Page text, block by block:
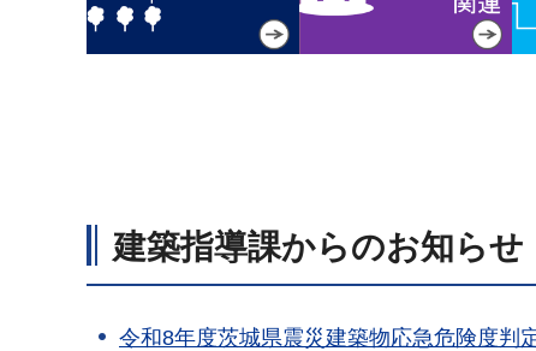
建築指導課からのお知らせ
令和8年度茨城県震災建築物応急危険度判